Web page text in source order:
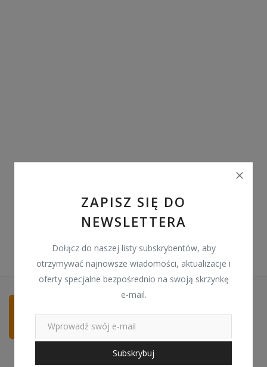
Polski
ZAPISZ SIĘ DO
NEWSLETTERA
Dołącz do naszej listy subskrybentów, aby
otrzymywać najnowsze wiadomości, aktualizacje i
oferty specjalne bezpośrednio na swoją skrzynkę
e-mail.
Subskrybuj